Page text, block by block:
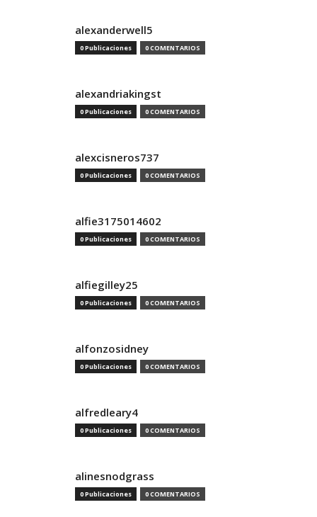
alexanderwell5
0 Publicaciones 0 COMENTARIOS
alexandriakingst
0 Publicaciones 0 COMENTARIOS
alexcisneros737
0 Publicaciones 0 COMENTARIOS
alfie3175014602
0 Publicaciones 0 COMENTARIOS
alfiegilley25
0 Publicaciones 0 COMENTARIOS
alfonzosidney
0 Publicaciones 0 COMENTARIOS
alfredleary4
0 Publicaciones 0 COMENTARIOS
alinesnodgrass
0 Publicaciones 0 COMENTARIOS